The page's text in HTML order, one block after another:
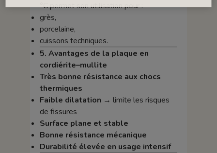
°C permet son utilisation pour :
grès,
porcelaine,
cuissons techniques.
5. Avantages de la plaque en
cordiérite–mullite
Très bonne résistance aux chocs
thermiques
Faible dilatation → limite les risques
de fissures
Surface plane et stable
Bonne résistance mécanique
Durabilité élevée en usage intensif